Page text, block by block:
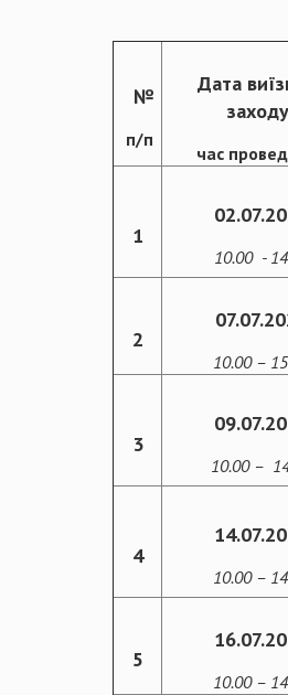
№
п/п
Дата
час
1
10.00 -
2
10.00 –
3
10.00 –
4
10.00 –
5
10.00 –